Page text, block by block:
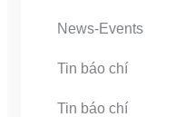
News-Events
Tin báo chí
Tin báo chí